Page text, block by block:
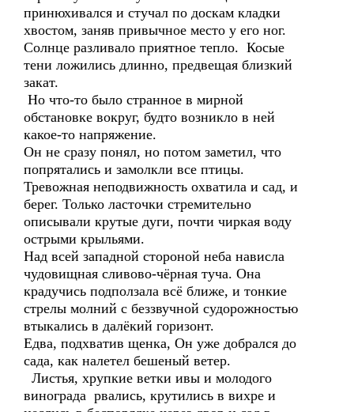
принюхивался и стучал по доскам кладки
хвостом, заняв привычное место у его ног.
Солнце разливало приятное тепло. Косые
тени ложились длинно, предвещая близкий
закат.
Но что-то было странное в мирной
обстановке вокруг, будто возникло в ней
какое-то напряжение.
Он не сразу понял, но потом заметил, что
попрятались и замолкли все птицы.
Тревожная неподвижность охватила и сад, и
берег. Только ласточки стремительно
описывали крутые дуги, почти чиркая воду
острыми крыльями.
Над всей западной стороной неба нависла
чудовищная сливово-чёрная туча. Она
крадучись подползала всё ближе, и тонкие
стрелы молний с беззвучной судорожностью
втыкались в далёкий горизонт.
Едва, подхватив щенка, Он уже добрался до
сада, как налетел бешеный ветер.
Листья, хрупкие ветки ивы и молодого
винограда рвались, крутились в вихре и